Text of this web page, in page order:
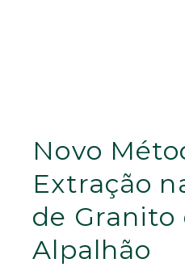
Novo
Extração
de Granito
Alpalhão